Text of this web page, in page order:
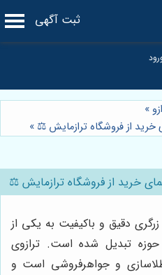
ثبت آگهی
»
»
ترازوی زرگری دقیق و باکیفیت به یکی از
تبدیل شده است. ترازوی
طلاسازی و جواهرفروشی است و